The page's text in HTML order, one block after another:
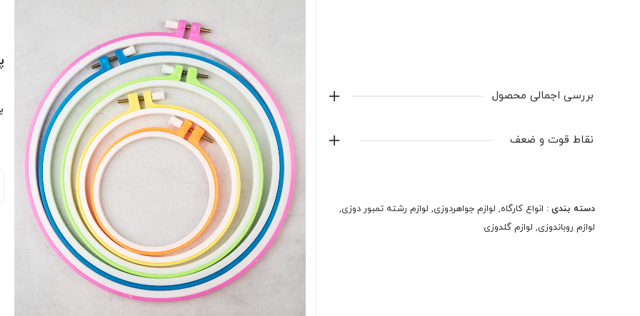
بررسی اجمالی محصول
پک کارگاه شیاردار پلاستیکی برای گلدوزی و روبان‌دوزی
نقاط قوت و ضعف
دسته بندی : انواع کارگاه, لوازم جواهردوزی, لوازم رشته تمبور دوزی,
لوازم روباندوزی, لوازم گلدوزی